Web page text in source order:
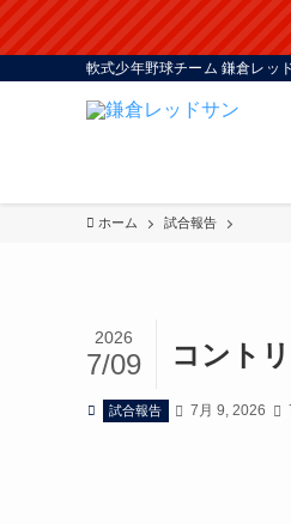
軟式少年野球チーム 鎌倉レッ
ホーム 試合報告
コント
2026
7/09
試合報告 7月 9, 2026